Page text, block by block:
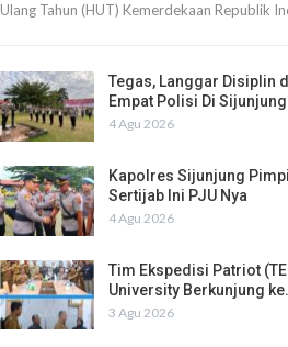
Ulang Tahun (HUT) Kemerdekaan Republik
Tegas, Langgar Disiplin
Empat Polisi Di
4 Agu 2026
Kapolres Sijunjung
Sertijab Ini PJU Nya
4 Agu 2026
Tim Ekspedisi Patriot
University Berkunjung
3 Agu 2026